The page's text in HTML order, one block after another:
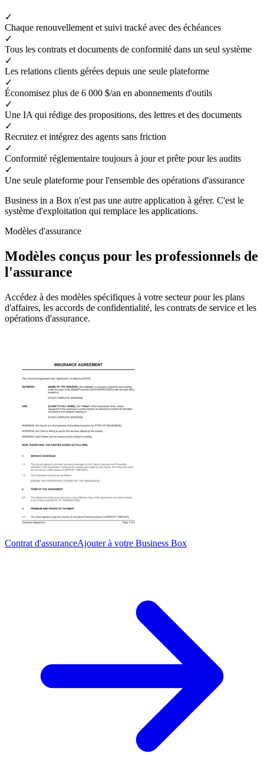
✓
Chaque renouvellement et suivi tracké avec des échéances
✓
Tous les contrats et documents de conformité dans un seul système
✓
Les relations clients gérées depuis une seule plateforme
✓
Économisez plus de 6 000 $/an en abonnements d'outils
✓
Une IA qui rédige des propositions, des lettres et des documents
✓
Recrutez et intégrez des agents sans friction
✓
Conformité réglementaire toujours à jour et prête pour les audits
✓
Une seule plateforme pour l'ensemble des opérations d'assurance
Business in a Box n'est pas une autre application à gérer. C'est le
système d'exploitation qui remplace les applications.
Modèles d'assurance
Modèles conçus pour les professionnels de
l'assurance
Accédez à des modèles spécifiques à votre secteur pour les plans
d'affaires, les accords de confidentialité, les contrats de service et les
opérations d'assurance.
Contrat d'assuranceAjouter à votre Business Box